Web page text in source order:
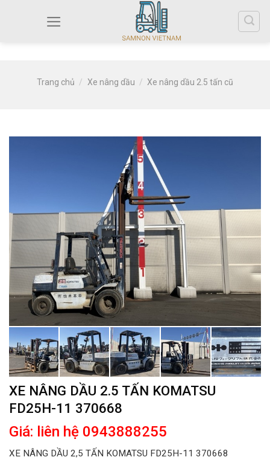
Trang chủ / Xe nâng dầu / Xe nâng dầu 2.5 tấn cũ
XE NÂNG DẦU 2.5 TẤN KOMATSU
FD25H-11 370668
Giá: liên hệ 0943888255
XE NÂNG DẦU 2,5 TẤN KOMATSU FD25H-11 370668